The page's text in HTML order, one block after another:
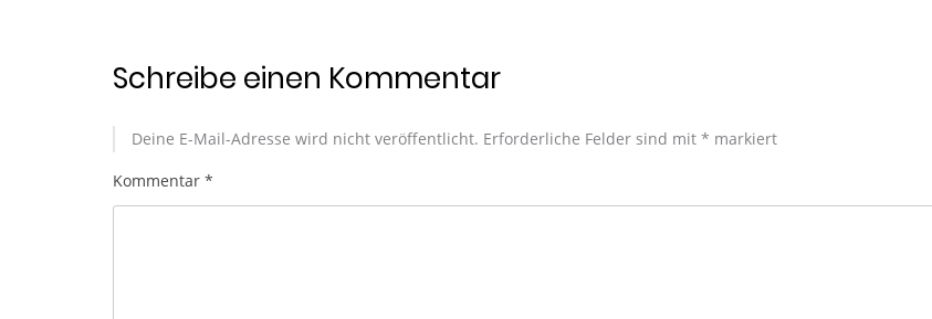
Schreibe einen Kommentar
Deine E-Mail-Adresse wird nicht veröffentlicht. Erforderliche Felder sind mit * markiert
Kommentar *